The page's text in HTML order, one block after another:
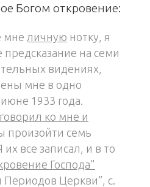
Богом откровение:
мне личную нотку, я
предсказание на семи
видениях,
мне в одно
1933 года.
ко мне и
произойти семь
все записал, и в то
Господа"
Церкви”, с.